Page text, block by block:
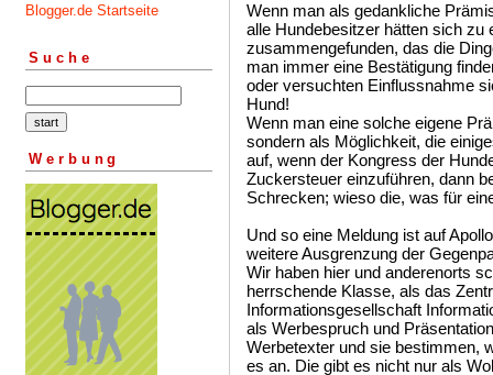
Blogger.de Startseite
Suche
Werbung
Wenn man als gedankliche
alle Hundebesitzer hätten sich zu
zusammengefunden, das die
man immer eine Bestätigung
oder versuchten Einflussnahme
Hund!
Wenn man eine solche eigene
sondern als Möglichkeit, die
auf, wenn der Kongress der
Zuckersteuer einzuführen, dann
Schrecken; wieso die, was für
Und so eine Meldung ist auf
weitere Ausgrenzung der
Wir haben hier und anderenorts
herrschende Klasse, als das
Informationsgesellschaft
als Werbespruch und
Werbetexter und sie bestimmen,
es an. Die gibt es nicht nur als